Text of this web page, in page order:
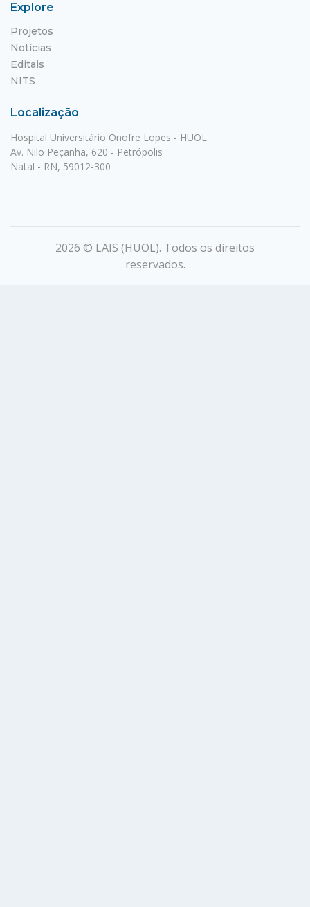
Explore
Projetos
Notícias
Editais
NITS
Localização
Hospital Universitário Onofre Lopes - HUOL
Av. Nilo Peçanha, 620 - Petrópolis
Natal - RN, 59012-300
2026 © LAIS (HUOL). Todos os direitos
reservados.